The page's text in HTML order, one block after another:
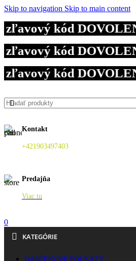
Skip to navigation Skip to main content
kód
kód
kód
Kontakt
+421903497403
Predajňa
Viac tu
0
KATEGÓRIE
DARČEKOVÉ POUKAZY